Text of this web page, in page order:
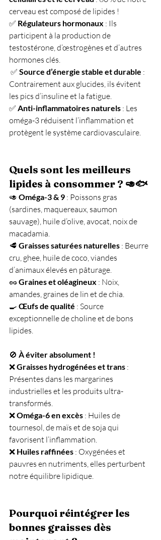
cerveau est composé de lipides !
✅ Régulateurs hormonaux : Ils
participent à la production de
testostérone, d’œstrogènes et d’autres
hormones clés.
✅ Source d’énergie stable et durable :
Contrairement aux glucides, ils évitent
les pics d’insuline et la fatigue.
✅ Anti-inflammatoires naturels : Les
oméga-3 réduisent l’inflammation et
protègent le système cardiovasculaire.
Quels sont les meilleurs
lipides à consommer ? 🥑🐟
🥑 Oméga-3 & 9 : Poissons gras
(sardines, maquereaux, saumon
sauvage), huile d’olive, avocat, noix de
macadamia.
🥩 Graisses saturées naturelles : Beurre
cru, ghee, huile de coco, viandes
d’animaux élevés en pâturage.
🥜 Graines et oléagineux : Noix,
amandes, graines de lin et de chia.
🍳 Œufs de qualité : Source
exceptionnelle de choline et de bons
lipides.
🚫 À éviter absolument !
❌ Graisses hydrogénées et trans :
Présentes dans les margarines
industrielles et les produits ultra-
transformés.
❌ Oméga-6 en excès : Huiles de
tournesol, de maïs et de soja qui
favorisent l’inflammation.
❌ Huiles raffinées : Oxygénées et
pauvres en nutriments, elles perturbent
notre équilibre lipidique.
Pourquoi réintégrer les
bonnes graisses dès